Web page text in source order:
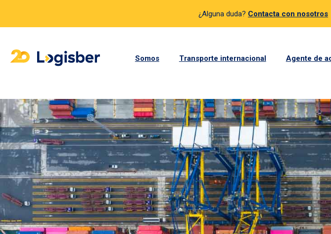
¿Alguna duda? Contacta con nosotros
Somos Transporte internacional Agente de